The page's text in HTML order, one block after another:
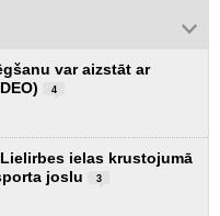
var aizstāt ar
4
ielas krustojumā
joslu
3